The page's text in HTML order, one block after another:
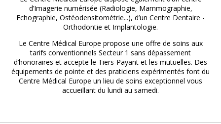
d’Imagerie numérisée (Radiologie, Mammographie,
Echographie, Ostéodensitométrie...), d’un Centre Dentaire -
Orthodontie et Implantologie.
Le Centre Médical Europe propose une offre de soins aux
tarifs conventionnels Secteur 1 sans dépassement
d’honoraires et accepte le Tiers-Payant et les mutuelles. Des
équipements de pointe et des praticiens expérimentés font du
Centre Médical Europe un lieu de soins exceptionnel vous
accueillant du lundi au samedi.